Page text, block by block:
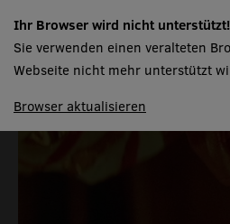
spielplan
Ihr Browser wird nicht unterstützt!
Sie verwenden einen veralteten
Webseite nicht mehr unterstützt
Browser aktualisieren